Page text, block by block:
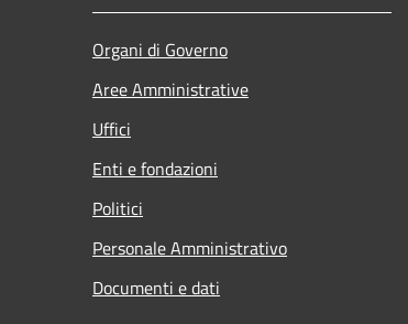
Organi di Governo
Aree Amministrative
Uffici
Enti e fondazioni
Politici
Personale Amministrativo
Documenti e dati